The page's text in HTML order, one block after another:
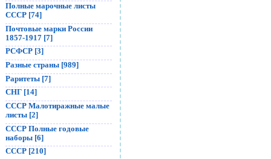
Полные марочные листы
СССР [74]
Почтовые марки России
1857-1917 [7]
РСФСР [3]
Разные страны [989]
Раритеты [7]
СНГ [14]
СССР Малотиражные малые
листы [2]
СССР Полные годовые
наборы [6]
СССР [210]